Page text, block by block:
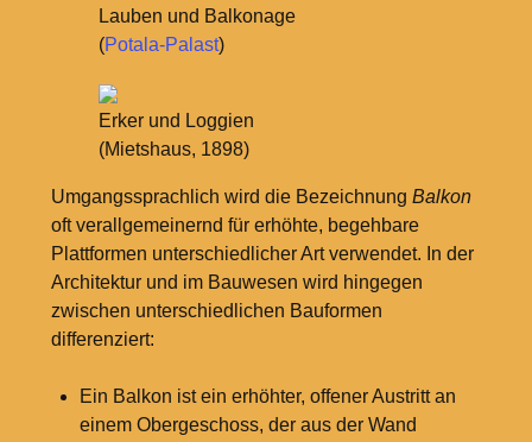
Lauben und Balkonage
(Potala-Palast)
Erker und Loggien
(Mietshaus, 1898)
Umgangssprachlich wird die Bezeichnung Balkon
oft verallgemeinernd für erhöhte, begehbare
Plattformen unterschiedlicher Art verwendet. In der
Architektur und im Bauwesen wird hingegen
zwischen unterschiedlichen Bauformen
differenziert:
Ein Balkon ist ein erhöhter, offener Austritt an
einem Obergeschoss, der aus der Wand